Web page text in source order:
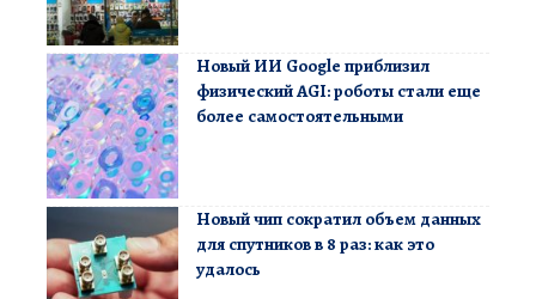
Новый ИИ Google приблизил
физический AGI: роботы стали еще
более самостоятельными
Новый чип сократил объем данных
для спутников в 8 раз: как это
удалось